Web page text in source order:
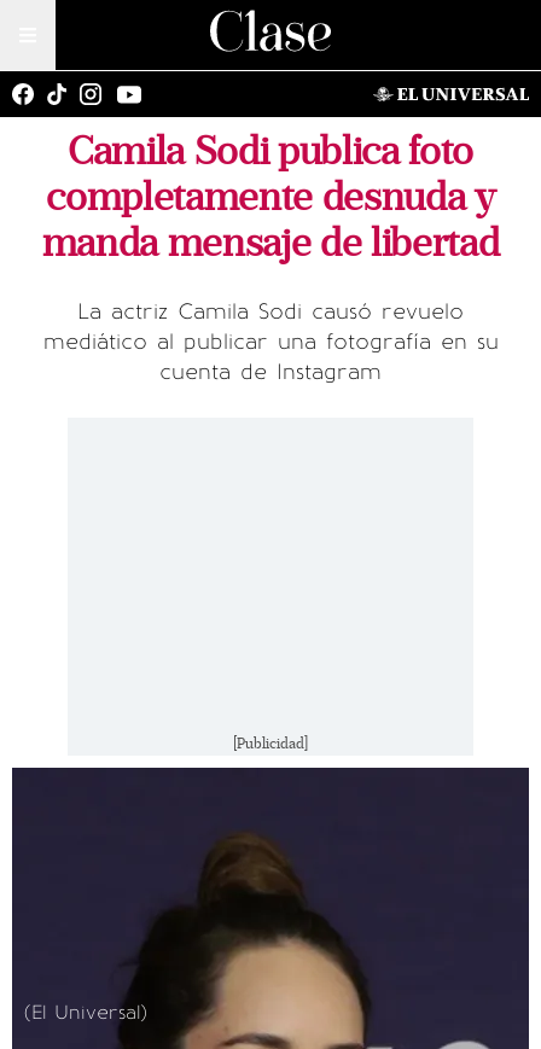
Camila Sodi publica foto
completamente desnuda y
manda mensaje de libertad
La actriz Camila Sodi causó revuelo
mediático al publicar una fotografía en su
cuenta de Instagram
[Publicidad]
(El Universal)